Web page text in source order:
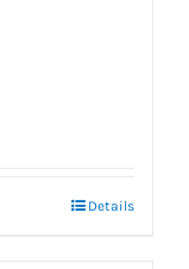
Details